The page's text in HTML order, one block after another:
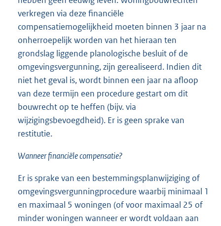
verkregen via deze financiële
compensatiemogelijkheid moeten binnen 3 jaar na
onherroepelijk worden van het hieraan ten
grondslag liggende planologische besluit of de
omgevingsvergunning, zijn gerealiseerd. Indien dit
niet het geval is, wordt binnen een jaar na afloop
van deze termijn een procedure gestart om dit
bouwrecht op te heffen (bijv. via
wijzigingsbevoegdheid). Er is geen sprake van
restitutie.
Wanneer financiële compensatie?
Er is sprake van een bestemmingsplanwijziging of
omgevingsvergunningprocedure waarbij minimaal 1
en maximaal 5 woningen (of voor maximaal 25 of
minder woningen wanneer er wordt voldaan aan